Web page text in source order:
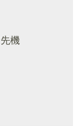
機